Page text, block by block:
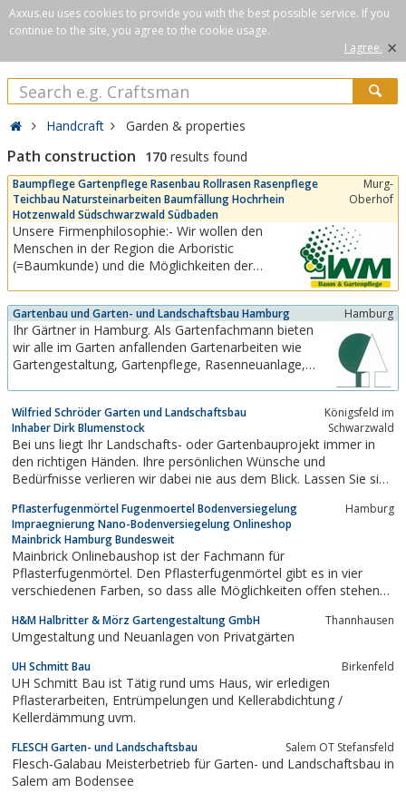
Axxus.eu uses cookies to provide you with the best possible service. If you
continue to the site, you agree to the cookie usage.
I agree. ×
Handcraft Garden & properties
Path construction 170 results found
Baumpflege Gartenpflege Rasenbau Rollrasen Rasenpflege
Teichbau Natursteinarbeiten Baumfällung Hochrhein
Hotzenwald Südschwarzwald Südbaden
Murg-
Oberhof
Unsere Firmenphilosophie:- Wir wollen den
Menschen in der Region die Arboristic
(=Baumkunde) und die Möglichkeiten der
persönlich schon immer wichtig.- Wir arbeiten in
jedem Garten so, als wenn es unser Eigener
wäre. Nur so, kann eine...
Gartenbau und Garten- und Landschaftsbau Hamburg Hamburg
Ihr Gärtner in Hamburg. Als Gartenfachmann bieten
wir alle im Garten anfallenden Gartenarbeiten wie
Gartengestaltung, Gartenpflege, Rasenneuanlage,
Bereiche gestaltet werden sollen, wir bieten Ihnen
alles, was für einen schönen...
Wilfried Schröder Garten und Landschaftsbau
Inhaber Dirk Blumenstock
Königsfeld im
Schwarzwald
Bei uns liegt Ihr Landschafts- oder Gartenbauprojekt immer in
den richtigen Händen. Ihre persönlichen Wünsche und
Bedürfnisse verlieren wir dabei nie aus dem Blick. Lassen Sie sich
überzeugen!
Pflasterfugenmörtel Fugenmoertel Bodenversiegelung
Impraegnierung Nano-Bodenversiegelung Onlineshop
Mainbrick Hamburg Bundesweit
Hamburg
Mainbrick Onlinebaushop ist der Fachmann für
Pflasterfugenmörtel. Den Pflasterfugenmörtel gibt es in vier
verschiedenen Farben, so dass alle Möglichkeiten offen stehen
Leistungsspektrum umfasst Pflasterfugenmörtel, Nano
Bodenversieglung sowie Imprägnierungen für alle Bereiche...
H&M Halbritter & Mörz Gartengestaltung GmbH Thannhausen
Umgestaltung und Neuanlagen von Privatgärten
UH Schmitt Bau Birkenfeld
UH Schmitt Bau ist Tätig rund ums Haus, wir erledigen
Pflasterarbeiten, Entrümpelungen und Kellerabdichtung /
Kellerdämmung uvm.
FLESCH Garten- und Landschaftsbau Salem OT Stefansfeld
Flesch-Galabau Meisterbetrieb für Garten- und Landschaftsbau in
Salem am Bodensee